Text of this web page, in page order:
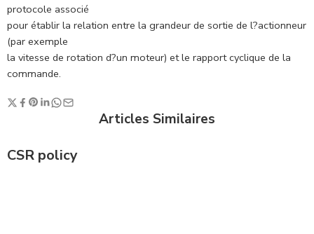
protocole associé
pour établir la relation entre la grandeur de sortie de l?actionneur
(par exemple
la vitesse de rotation d?un moteur) et le rapport cyclique de la
commande.
Articles Similaires
CSR policy